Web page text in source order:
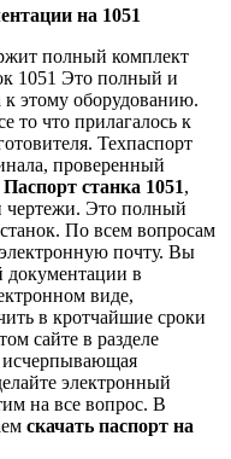
на 1051
полный комплект
1051 Это полный и
к этому оборудованию.
то что прилагалось к
Техпаспорт
проверенный
Паспорт станка 1051,
чертежи. Это полный
По всем вопросам
почту. Вы
документации в
виде,
в кротчайшие сроки
сайте в разделе
исчерпывающая
электронный
на все вопрос. В
скачать паспорт на